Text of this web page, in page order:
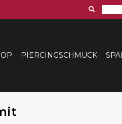
PIERCINGSCHMUCK